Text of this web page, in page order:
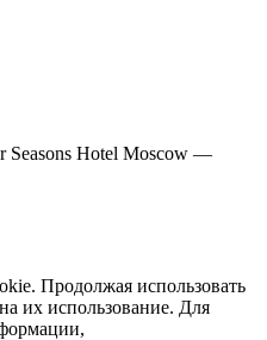
Seasons Hotel Moscow —
Продолжая использовать
их использование. Для